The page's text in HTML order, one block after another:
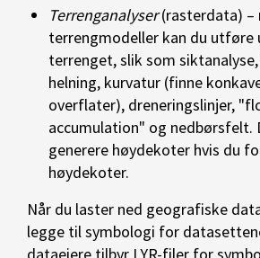
Terrenganalyser(rasterdata) –
terrengmodeller kan du utføre
terrenget, slik som
helning, kurvatur (finne
overflater), dreneringslinjer,
accumulation" og nedbørsfelt.
generere høydekoter hvis du
høydekoter.
Når du laster ned geografiske
legge til symbologi for
dataeiere tilbyr LYR-filer for